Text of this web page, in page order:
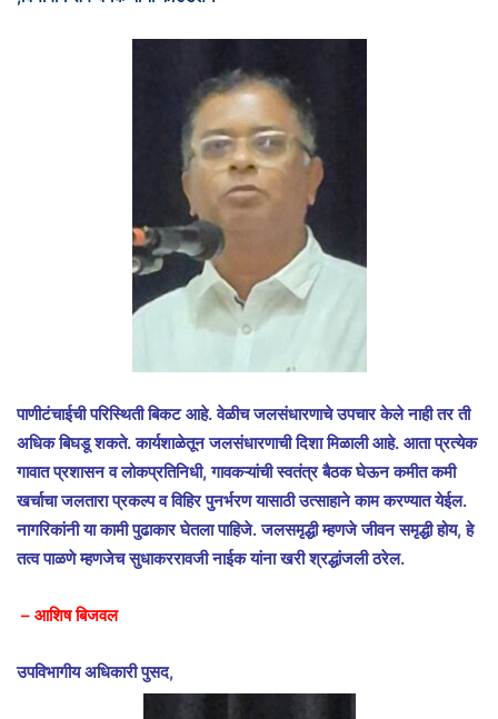
पाणीटंचाईची परिस्थिती बिकट आहे. वेळीच जलसंधारणाचे उपचार केले नाही तर ती
अधिक बिघडू शकते. कार्यशाळेतून जलसंधारणाची दिशा मिळाली आहे. आता प्रत्येक
गावात प्रशासन व लोकप्रतिनिधी, गावकऱ्यांची स्वतंत्र बैठक घेऊन कमीत कमी
खर्चाचा जलतारा प्रकल्प व विहिर पुनर्भरण यासाठी उत्साहाने काम करण्यात येईल.
नागरिकांनी या कामी पुढाकार घेतला पाहिजे. जलसमृद्धी म्हणजे जीवन समृद्धी होय, हे
तत्व पाळणे म्हणजेच सुधाकररावजी नाईक यांना खरी श्रद्धांजली ठरेल.
– आशिष बिजवल
उपविभागीय अधिकारी पुसद,